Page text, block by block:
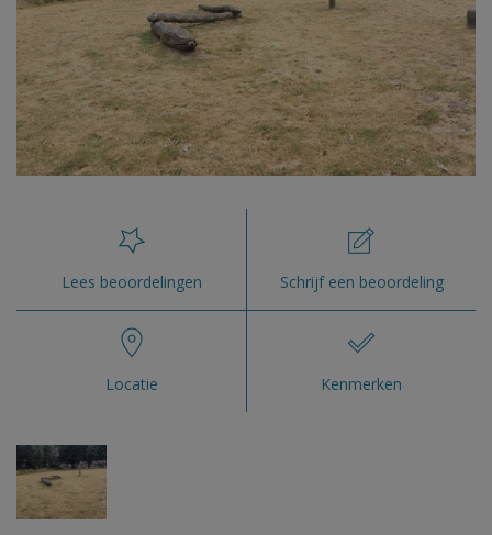
Lees beoordelingen Schrijf een beoordeling
Locatie Kenmerken